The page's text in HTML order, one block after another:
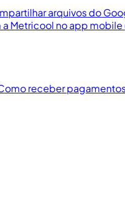
arquivos do
Metricool no app mobile
receber